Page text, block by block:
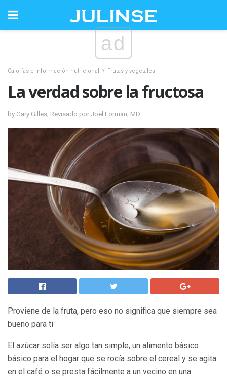
ad
Calorías e información nutricional Frutas y vegetales
La verdad sobre la fructosa
by Gary Gilles; Revisado por Joel Forman, MD
Proviene de la fruta, pero eso no significa que siempre sea
bueno para ti
El azúcar solía ser algo tan simple, un alimento básico
básico para el hogar que se rocía sobre el cereal y se agita
en el café o se presta fácilmente a un vecino en una